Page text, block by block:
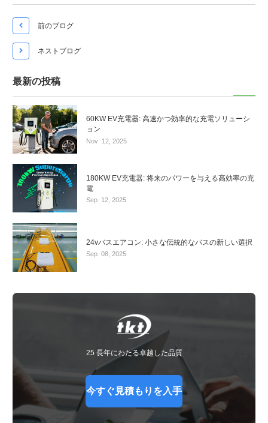
 前のブログ
 ネストブログ
最新の投稿
60KW EV充電器: 高速かつ効率的な充電ソリューシ
ョン
Nov 12, 2025
180KW EV充電器: 将来のパワーを与える高効率の充
電
Sep 12, 2025
24vバスエアコン: 小さな伝統的なバスの新しい選択
Sep 08, 2025
25 長年にわたる卓越した品質
今すぐ見積もりを入手